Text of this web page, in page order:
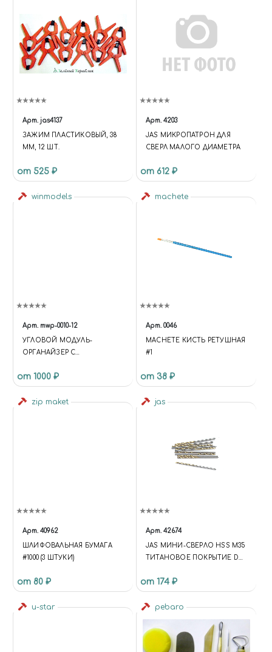
Арт. jas4137
ЗАЖИМ ПЛАСТИКОВЫЙ, 38
ММ, 12 ШТ.
от 525 ₽
Арт. 4203
JAS МИКРОПАТРОН ДЛЯ
СВЕРЛ МАЛОГО ДИАМЕТРА
от 612 ₽
winmodels
Арт. mwp-0010-12
УГЛОВОЙ МОДУЛЬ-
ОРГАНАЙЗЕР С
от 1000 ₽
machete
Арт. 0046
MACHETE КИСТЬ РЕТУШНАЯ
#1
от 38 ₽
zip maket
Арт. 40962
ШЛИФОВАЛЬНАЯ БУМАГА
#1000 (3 ШТУКИ)
от 80 ₽
jas
Арт. 42674
JAS МИНИ-СВЕРЛО HSS M35
ТИТАНОВОЕ ПОКРЫТИЕ D
от 174 ₽
u-star pebaro